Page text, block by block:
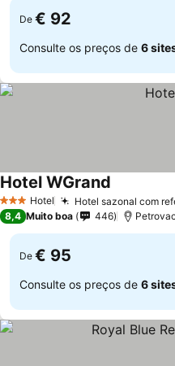
De € 92
Consulte os preços de 6
3 EstrelasHotel Hotel sazonal com
Hotel WGrand
8,4 Muito boa 446
De € 95
Consulte os preços de 6